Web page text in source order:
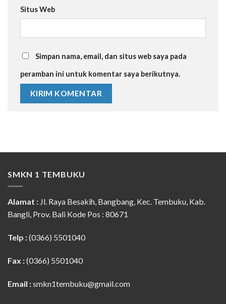
Situs Web
Simpan nama, email, dan situs web saya pada
peramban ini untuk komentar saya berikutnya.
SMKN 1 TEMBUKU
Alamat : Jl. Raya Besakih, Bangbang, Kec. Tembuku, Kab.
Bangli, Prov. Bali Kode Pos : 80671
Telp :(0366) 5501040
Fax :(0366) 5501040
Email :smkn1tembuku@gmail.com